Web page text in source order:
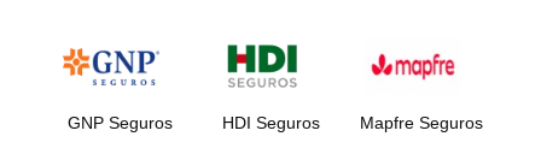
GNP Seguros HDI Seguros Mapfre Seguros